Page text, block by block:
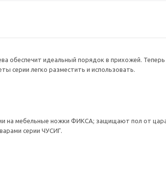
обеспечит идеальный порядок в прихожей.
серии легко разместить и использовать.
на мебельные ножки ФИКСА; защищают пол от
серии ЧУСИГ.